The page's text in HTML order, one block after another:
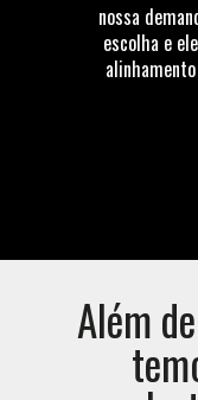
nossa
escolha e
Além de